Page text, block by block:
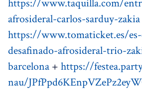
https://www.taquilla.com/
afrosideral-carlos-sarduy-zakia
https://www.tomaticket.es/
desafinado-afrosideral-trio-
barcelona + https://
nau/